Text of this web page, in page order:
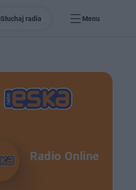
Słuchaj radia Menu
Radio Online